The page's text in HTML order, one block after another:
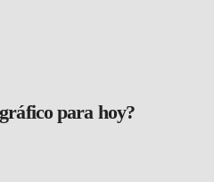
para hoy?